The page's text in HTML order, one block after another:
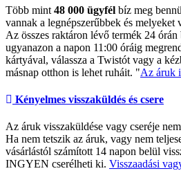
Több mint 48 000 ügyfél bíz meg
vannak a legnépszerűbbek és melyeket
Az összes raktáron lévő termék 24
ugyanazon a napon 11:00 óráig
kártyával, válassza a Twistót vagy a
másnap otthon is lehet ruháit. "Az áruk
Kényelmes visszaküldés és csere
Az áruk visszaküldése vagy cseréje
Ha nem tetszik az áruk, vagy nem
vásárlástól számított 14 napon belül
INGYEN cserélheti ki. Visszaadási